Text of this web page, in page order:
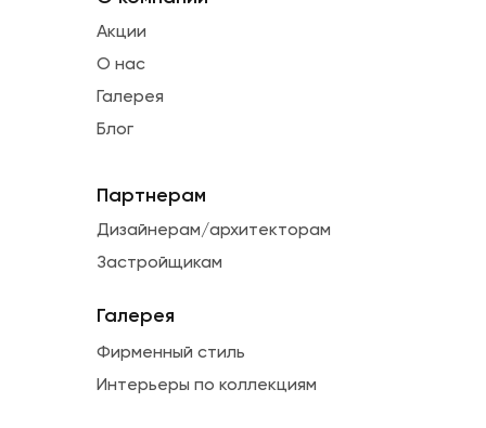
Акции
О нас
Галерея
Блог
Партнерам
Дизайнерам/архитекторам
Застройщикам
Галерея
Фирменный стиль
Интерьеры по коллекциям